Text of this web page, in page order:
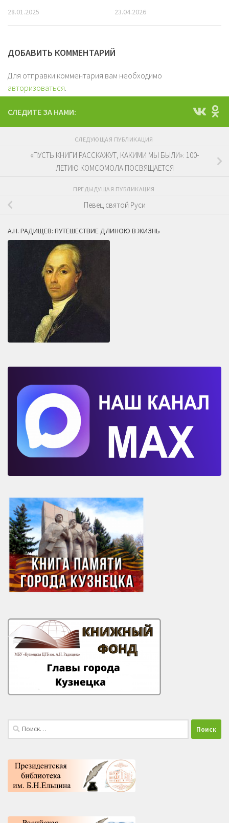
28.01.2025 23.04.2026
ДОБАВИТЬ КОММЕНТАРИЙ
Для отправки комментария вам необходимо
авторизоваться
СЛЕДИТЕ ЗА НАМИ:
СЛЕДУЮЩАЯ ПУБЛИКАЦИЯ
«ПУСТЬ КНИГИ РАССКАЖУТ, КАКИМИ МЫ БЫЛИ»: 100-
ЛЕТИЮ КОМСОМОЛА ПОСВЯЩАЕТСЯ
ПРЕДЫДУЩАЯ ПУБЛИКАЦИЯ
Певец святой Руси
А.Н. РАДИЩЕВ: ПУТЕШЕСТВИЕ ДЛИНОЮ В ЖИЗНЬ
Найти: